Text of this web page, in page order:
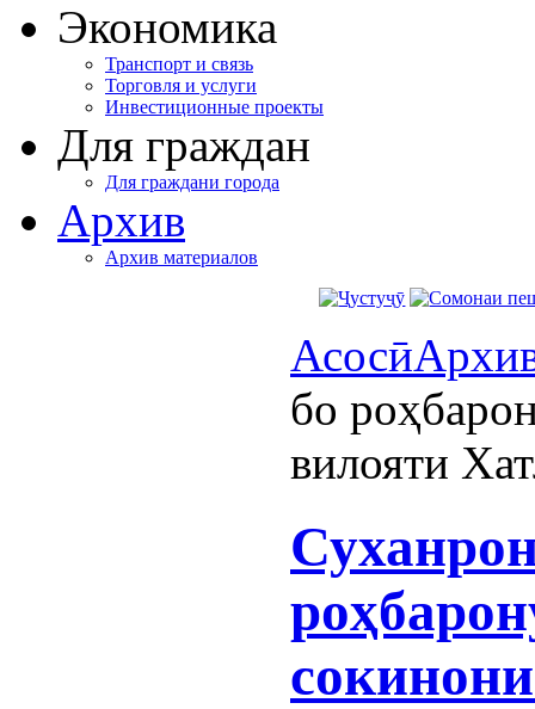
Экономика
Транспорт и связь
Торговля и услуги
Инвестиционные проекты
Для граждан
Для граждани города
Архив
Архив материалов
Асосӣ
бо
вилояти